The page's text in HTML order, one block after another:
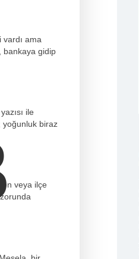
ama
bankaya gidip
ile
yoğunluk biraz
veya ilçe